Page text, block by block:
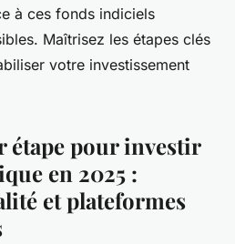
à ces fonds indiciels
Maîtrisez les étapes clés
votre investissement
étape pour investir
en 2025 :
et plateformes